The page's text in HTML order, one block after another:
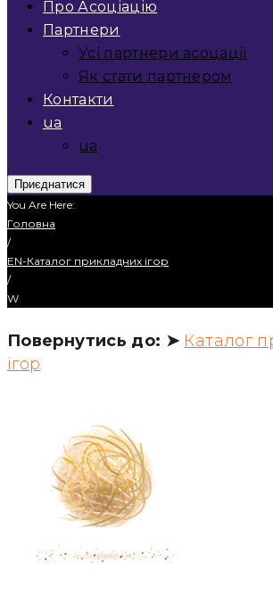
Про Асоціацію
Партнери
Усі партнери асоцації
Як стати партнером
Контакти
ua
ua
Приєднатися
You Are Here:
Головна
/
EN-Каталог прикладних ігор
/
W
Повернутись до: ➤ Каталог
ігор